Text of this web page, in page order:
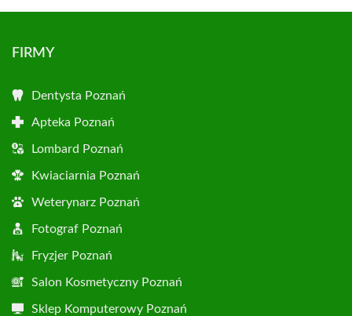
FIRMY
Dentysta Poznań
Apteka Poznań
Lombard Poznań
Kwiaciarnia Poznań
Weterynarz Poznań
Fotograf Poznań
Fryzjer Poznań
Salon Kosmetyczny Poznań
Sklep Komputerowy Poznań